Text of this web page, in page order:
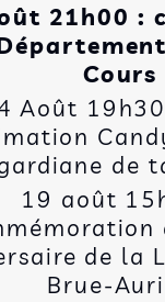
21h00 :
Cours
Août
de
19 août
de la
Brue-